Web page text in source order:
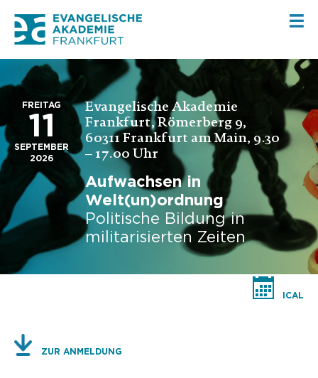
FREITAG
11
SEPTEMBER
2026
Evangelische Akademie
Frankfurt, Römerberg 9,
60311 Frankfurt am Main, 9.30
– 17.00 Uhr
Aufwachsen in
Welt(un)ordnung
Politische Bildung in
militarisierten Zeiten
ICAL
ZUR ANMELDUNG